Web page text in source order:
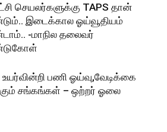
செயலர்களுக்கு TAPS தான்
இடைக்கால ஓய்வூதியம்
-மாநில தலைவர்
உயர்வின்றி பணி ஓய்வு,வேடிக்கை
சங்கங்கள் – ஒற்றர் ஓலை